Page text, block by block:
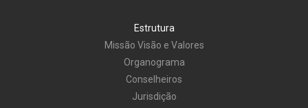
Estrutura
Missão Visão e Valores
Organograma
Conselheiros
Jurisdição